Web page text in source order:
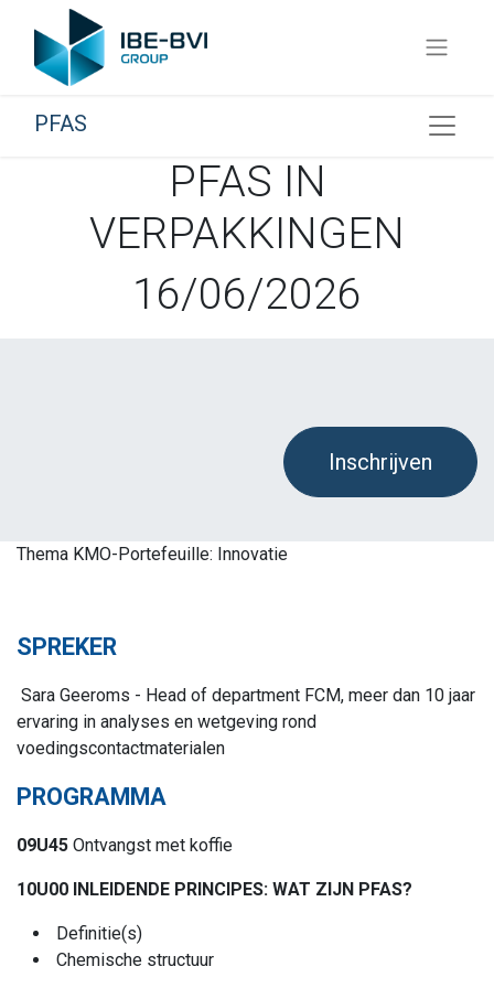
PFAS
PFAS IN
VERPAKKINGEN
16/06/2026
Inschrijven
Thema KMO-Portefeuille: Innovatie
SPREKER
Sara Geeroms - Head of department FCM, meer dan 10 jaar
ervaring in analyses en wetgeving rond
voedingscontactmaterialen
PROGRAMMA
09U45 Ontvangst met koffie
10U00 INLEIDENDE PRINCIPES: WAT ZIJN PFAS?
Definitie(s)
Chemische structuur